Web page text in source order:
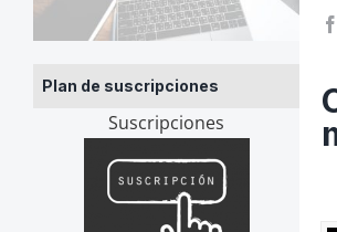
Plan de suscripciones
Suscripciones